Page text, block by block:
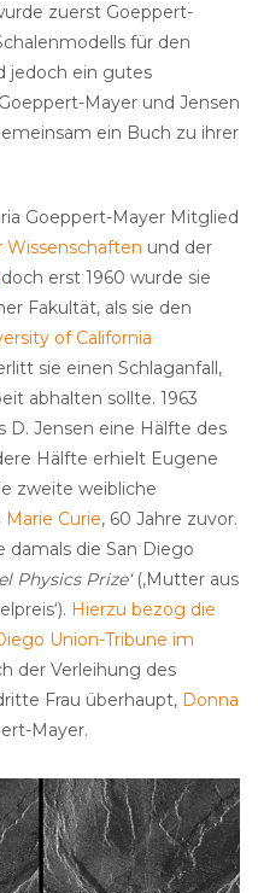
zuerst Goeppert-
für den
jedoch ein gutes
Mayer und Jensen
ein Buch zu ihrer
Goeppert-Mayer Mitglied
Wissenschaften und der
doch erst 1960 wurde sie
Fakultät, als sie den
of California
sie einen Schlaganfall,
abhalten sollte. 1963
Jensen eine Hälfte des
Hälfte erhielt Eugene
zweite weibliche
Marie Curie, 60 Jahre zuvor.
die San Diego
Physics Prize‘(‚Mutter aus
Hierzu bezog die
Union-Tribune im
der Verleihung des
Frau überhaupt, Donna
Mayer.